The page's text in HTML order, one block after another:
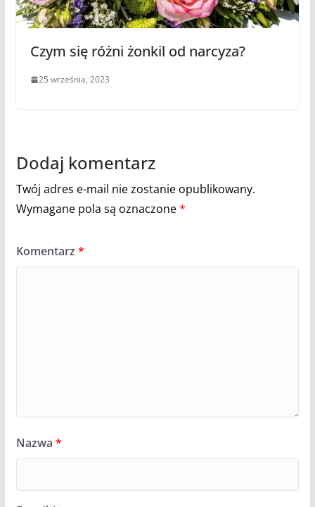
Czym się różni żonkil od narcyza?
25 września, 2023
Dodaj komentarz
Twój adres e-mail nie zostanie opublikowany.
Wymagane pola są oznaczone*
Komentarz *
Nazwa *